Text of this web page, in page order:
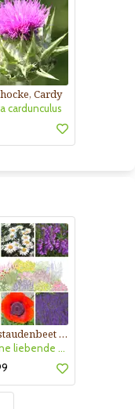
Cardy
cardunculus
Blütenstaudenbeet Kollektion Nr. 504
55 Sonne liebende Stauden für 6 m² Beet mit Pflanzplan